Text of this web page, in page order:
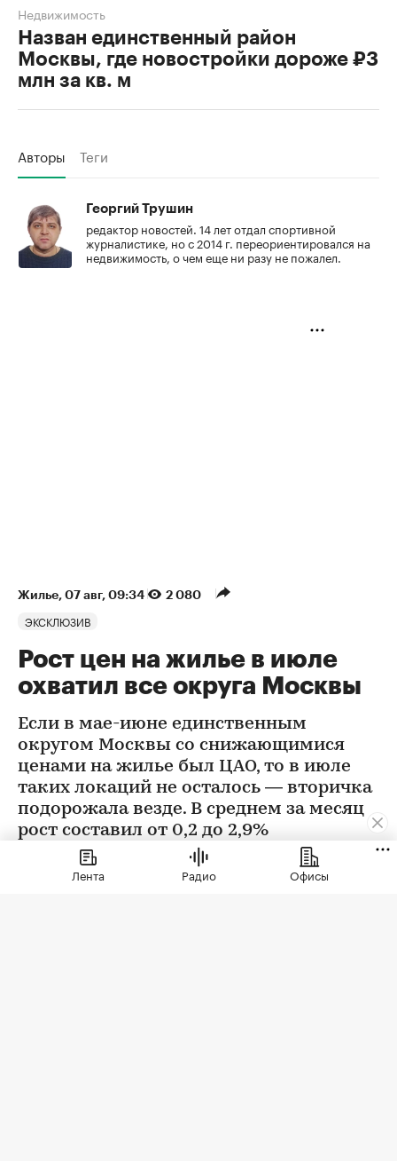
Назван единственный район
Москвы, где новостройки дороже ₽3
млн за кв. м
Недвижимость
Авторы Теги
Георгий Трушин
редактор новостей. 14 лет отдал спортивной
журналистике, но с 2014 г. переориентировался на
недвижимость, о чем еще ни разу не пожалел.
Жилье 07 авг, 09:34 2 080
ЭКСКЛЮЗИВ
Рост цен на жилье в июле
охватил все округа Москвы
Если в мае-июне единственным
округом Москвы со снижающимися
ценами на жилье был ЦАО, то в июле
таких локаций не осталось — вторичка
подорожала везде. В среднем за месяц
рост составил от 0,2 до 2,9%
Лента Радио Офисы